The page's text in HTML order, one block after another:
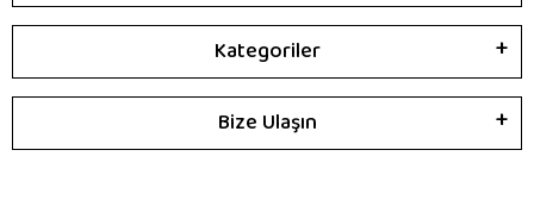
Kategoriler
Bize Ulaşın